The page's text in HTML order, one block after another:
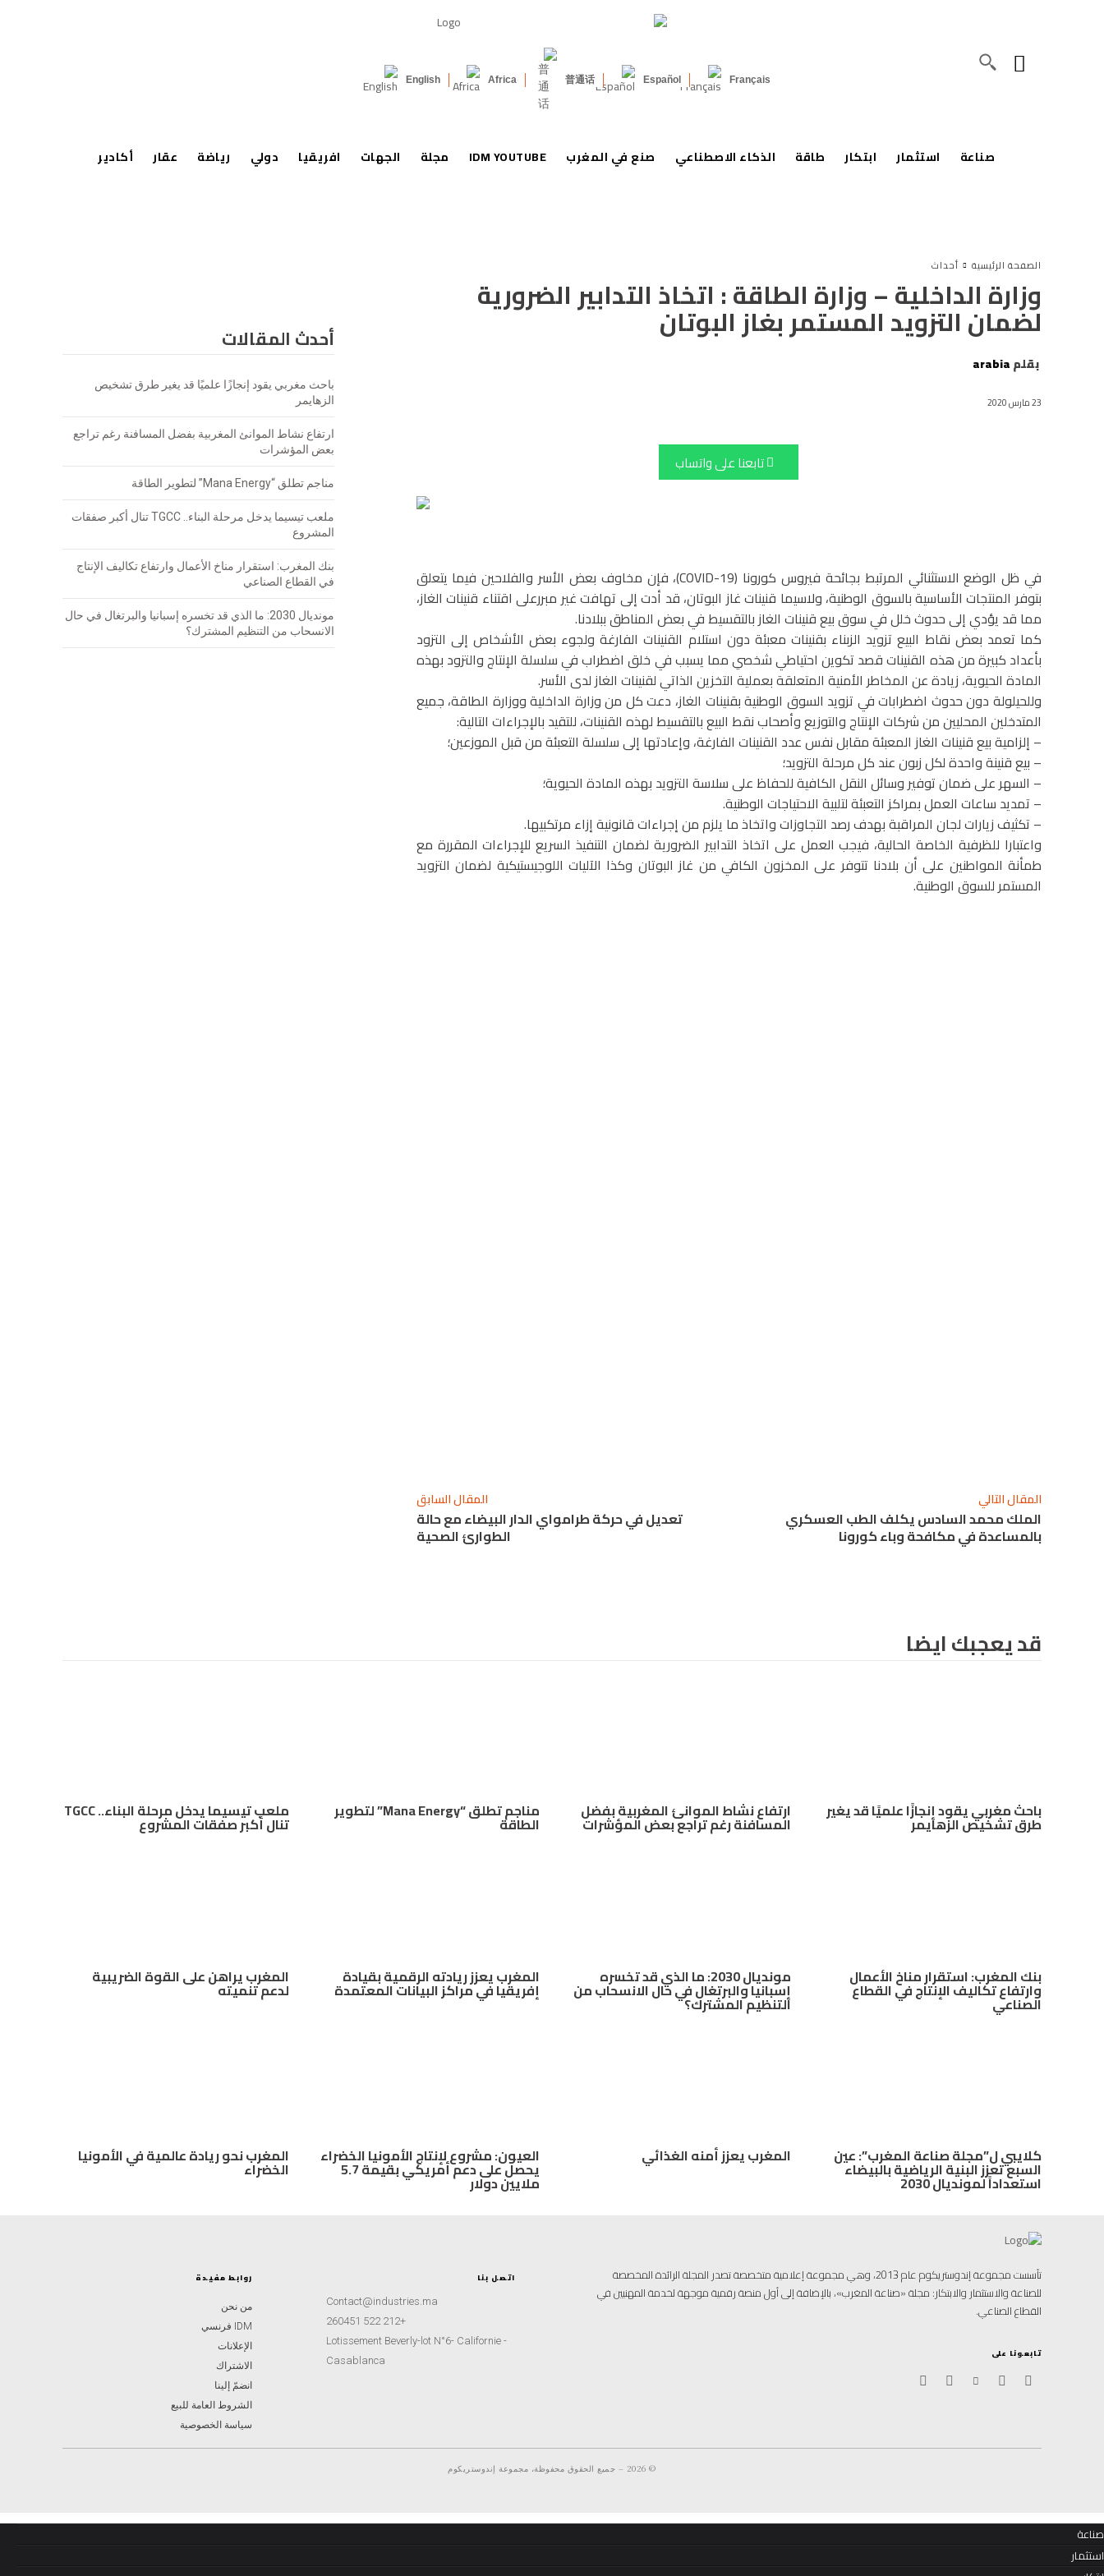
Français
Español
普通话
Africa
English
صناعة استثمار ابتكار طاقة الذكاء الاصطناعي صنع في المغرب IDM YOUTUBE مجلة الجهات افريقيا دولي رياضة عقار أكادير
الصفحة الرئيسية أحداث
أحدث المقالات
باحث مغربي يقود إنجازًا علميًا قد يغير طرق تشخيص
الزهايمر
ارتفاع نشاط الموانئ المغربية بفضل المسافنة رغم تراجع
بعض المؤشرات
مناجم تطلق “Mana Energy” لتطوير الطاقة
ملعب تيسيما يدخل مرحلة البناء.. TGCC تنال أكبر صفقات
المشروع
بنك المغرب: استقرار مناخ الأعمال وارتفاع تكاليف الإنتاج
في القطاع الصناعي
مونديال 2030: ما الذي قد تخسره إسبانيا والبرتغال في حال
الانسحاب من التنظيم المشترك؟
وزارة الداخلية – وزارة الطاقة : اتخاذ التدابير الضرورية
لضمان التزويد المستمر بغاز البوتان
بقلمarabia
23 مارس 2020
تابعنا على واتساب
في ظل الوضع الاستثنائي المرتبط بجائحة فيروس كورونا (COVID-19)، فإن مخاوف بعض الأسر والفلاحين فيما يتعلق
بتوفر المنتجات الأساسية بالسوق الوطنية، ولاسيما قنينات غاز البوتان، قد أدت إلى تهافت غير مبررعلى اقتناء قنينات الغاز،
مما قد يؤدي إلى حدوث خلل في سوق بيع قنينات الغاز بالتقسيط في بعض المناطق ببلادنا.
كما تعمد بعض نقاط البيع تزويد الزبناء بقنينات معبئة دون استلام القنينات الفارغة ولجوء بعض الأشخاص إلى التزود
بأعداد كبيرة من هذه القنينات قصد تكوين احتياطي شخصي مما يسبب في خلق اضطراب في سلسلة الإنتاج والتزود بهذه
المادة الحيوية، زيادة عن المخاطر الأمنية المتعلقة بعملية التخزين الذاتي لقنينات الغاز لدى الأسر.
وللحيلولة دون حدوث اضطرابات في تزويد السوق الوطنية بقنينات الغاز، دعت كل من وزارة الداخلية ووزارة الطاقة، جميع
المتدخلين المحليين من شركات الإنتاج والتوزيع وأصحاب نقط البيع بالتقسيط لهذه القنينات، للتقيد بالإجراءات التالية:
– إلزامية بيع قنينات الغاز المعبئة مقابل نفس عدد القنينات الفارغة، وإعادتها إلى سلسلة التعبئة من قبل الموزعين؛
– بيع قنينة واحدة لكل زبون عند كل مرحلة التزويد؛
– السهر على ضمان توفير وسائل النقل الكافية للحفاظ على سلاسة التزويد بهذه المادة الحيوية؛
– تمديد ساعات العمل بمراكز التعبئة لتلبية الاحتياجات الوطنية.
– تكثيف زيارات لجان المراقبة بهدف رصد التجاوزات واتخاذ ما يلزم من إجراءات قانونية إزاء مرتكبيها.
واعتبارا للظرفية الخاصة الحالية، فيجب العمل على اتخاذ التدابير الضرورية لضمان التنفيذ السريع للإجراءات المقررة مع
طمأنة المواطنين على أن بلادنا تتوفر على المخزون الكافي من غاز البوتان وكذا الآليات اللوجيستيكية لضمان التزويد
المستمر للسوق الوطنية.
المقال السابق
تعديل في حركة طرامواي الدار البيضاء مع حالة
الطوارئ الصحية
المقال التالي
الملك محمد السادس يكلف الطب العسكري
بالمساعدة في مكافحة وباء كورونا
قد يعجبك ايضا
باحث مغربي يقود إنجازًا علميًا قد يغير
طرق تشخيص الزهايمر
ارتفاع نشاط الموانئ المغربية بفضل
المسافنة رغم تراجع بعض المؤشرات
مناجم تطلق “Mana Energy” لتطوير
الطاقة
ملعب تيسيما يدخل مرحلة البناء.. TGCC
تنال أكبر صفقات المشروع
بنك المغرب: استقرار مناخ الأعمال
وارتفاع تكاليف الإنتاج في القطاع
الصناعي
مونديال 2030: ما الذي قد تخسره
إسبانيا والبرتغال في حال الانسحاب من
التنظيم المشترك؟
المغرب يعزز ريادته الرقمية بقيادة
إفريقيا في مراكز البيانات المعتمدة
المغرب يراهن على القوة الضريبية
لدعم تنميته
كلايبي ل”مجلة صناعة المغرب”: عين
السبع تعزز البنية الرياضية بالبيضاء
استعداداً لمونديال 2030
المغرب يعزز أمنه الغذائي العيون: مشروع لإنتاج الأمونيا الخضراء
يحصل على دعم أمريكي بقيمة 5.7
ملايين دولار
المغرب نحو ريادة عالمية في الأمونيا
الخضراء
روابط مفيدة
من نحن
IDM فرنسي
الإعلانات
الاشتراك
انضمّ إلينا
الشروط العامة للبيع
سياسة الخصوصية
اتصل بنا
Contact@industries.ma
+212 522 260451
Lotissement Beverly-lot N°6- Californie -
Casablanca
تأسست مجموعة إندوستريكوم عام 2013، وهي مجموعة إعلامية متخصصة تصدر المجلة الرائدة المخصصة
للصناعة والاستثمار والابتكار: مجلة «صناعة المغرب»، بالإضافة إلى أول منصة رقمية موجهة لخدمة المهنيين في
القطاع الصناعي.
تابعونا على
© 2026 – جميع الحقوق محفوظة، مجموعة إندوستريكوم
صناعة
استثمار